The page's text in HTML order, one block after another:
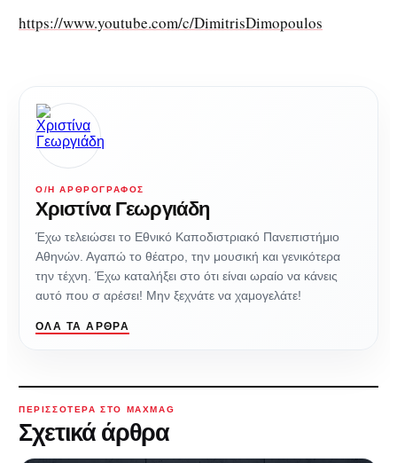
https://www.youtube.com/c/DimitrisDimopoulos
Ο/Η ΑΡΘΡΟΓΡΆΦΟΣ
Χριστίνα Γεωργιάδη
Έχω τελειώσει το Εθνικό Καποδιστριακό Πανεπιστήμιο
Αθηνών. Αγαπώ το θέατρο, την μουσική και γενικότερα
την τέχνη. Έχω καταλήξει στο ότι είναι ωραίο να κάνεις
αυτό που σ αρέσει! Μην ξεχνάτε να χαμογελάτε!
ΌΛΑ ΤΑ ΆΡΘΡΑ
ΠΕΡΙΣΣΌΤΕΡΑ ΣΤΟ MAXMAG
Σχετικά άρθρα